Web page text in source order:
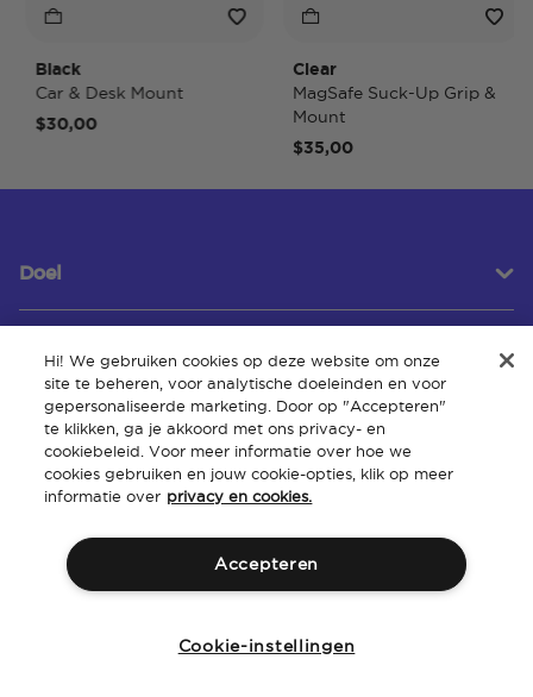
Black
Car & Desk Mount
$30,00
Clear
MagSafe Suck-Up Grip &
Mount
$35,00
Doel
Klantenservice
Over
Hi! We gebruiken cookies op deze website om onze
site te beheren, voor analytische doeleinden en voor
gepersonaliseerde marketing. Door op "Accepteren"
te klikken, ga je akkoord met ons privacy- en
cookiebeleid. Voor meer informatie over hoe we
cookies gebruiken en jouw cookie-opties, klik op meer
informatie over privacy en cookies.
Accepteren
Cookie-instellingen